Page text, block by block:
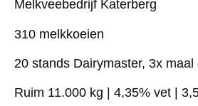
Melkveebedrijf Katerberg
310 melkkoeien
20 stands Dairymaster, 3x maal
Ruim 11.000 kg | 4,35% vet |